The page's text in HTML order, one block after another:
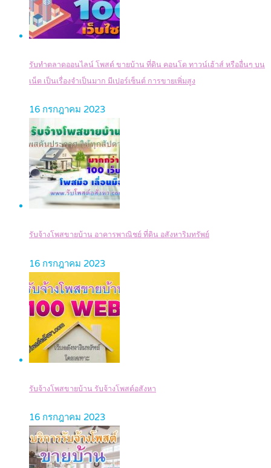
รับทำตลาดออนไลน์ โพสต์ ขายบ้าน ที่ดิน คอนโด ทาวน์เฮ้าส์ หรืออื่นๆ บน
เน็ต เป็นเรื่องจำเป็นมาก มีเปอร์เซ็นต์ การขายเพิ่มสูง
16 กรกฎาคม 2023
รับจ้างโพสขายบ้าน อาคารพาณิชย์ ที่ดิน อสังหาริมทรัพย์
16 กรกฎาคม 2023
รับจ้างโพสขายบ้าน รับจ้างโพสต์อสังหา
16 กรกฎาคม 2023